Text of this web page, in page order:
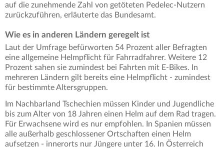
auf die zunehmende Zahl von getöteten Pedelec-Nutzern
zurückzuführen, erläuterte das Bundesamt.
Wie es in anderen Ländern geregelt ist
Laut der Umfrage befürworten 54 Prozent aller Befragten
eine allgemeine Helmpflicht für Fahrradfahrer. Weitere 12
Prozent sahen sie zumindest bei Fahrten mit E-Bikes. In
mehreren Ländern gilt bereits eine Helmpflicht - zumindest
für bestimmte Altersgruppen.
Im Nachbarland Tschechien müssen Kinder und Jugendliche
bis zum Alter von 18 Jahren einen Helm auf dem Rad tragen.
Für Erwachsene wird es nur empfohlen. In Spanien müssen
alle außerhalb geschlossener Ortschaften einen Helm
aufsetzen - innerorts nur Jüngere unter 16. In Österreich